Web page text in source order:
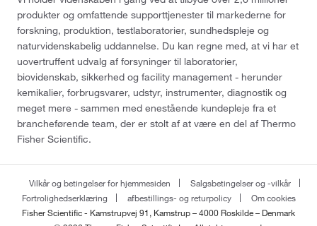
produkter og omfattende supporttjenester til markederne for
forskning, produktion, testlaboratorier, sundhedspleje og
naturvidenskabelig uddannelse. Du kan regne med, at vi har et
uovertruffent udvalg af forsyninger til laboratorier,
biovidenskab, sikkerhed og facility management - herunder
kemikalier, forbrugsvarer, udstyr, instrumenter, diagnostik og
meget mere - sammen med enestående kundepleje fra et
brancheførende team, der er stolt af at være en del af Thermo
Fisher Scientific.
Vilkår og betingelser for hjemmesiden
Salgsbetingelser og -vilkår
Fortrolighedserklæring
afbestillings- og returpolicy
Om cookies
Fisher Scientific - Kamstrupvej 91, Kamstrup – 4000 Roskilde – Denmark